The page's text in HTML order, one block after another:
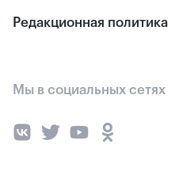
Редакционная политика
Мы в социальных сетях